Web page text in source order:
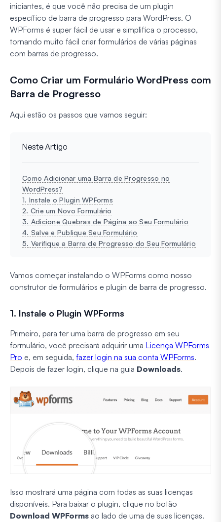
iniciantes, é que você não precisa de um plugin
específico de barra de progresso para WordPress. O
WPForms é super fácil de usar e simplifica o processo,
tornando muito fácil criar formulários de várias páginas
com barras de progresso.
Como Criar um Formulário WordPress com
Barra de Progresso
Aqui estão os passos que vamos seguir:
Neste Artigo
Como Adicionar uma Barra de Progresso no
WordPress?
1. Instale o Plugin WPForms
2. Crie um Novo Formulário
3. Adicione Quebras de Página ao Seu Formulário
4. Salve e Publique Seu Formulário
5. Verifique a Barra de Progresso do Seu Formulário
Vamos começar instalando o WPForms como nosso
construtor de formulários e plugin de barra de progresso.
1. Instale o Plugin WPForms
Primeiro, para ter uma barra de progresso em seu
formulário, você precisará adquirir uma Licença WPForms
Pro e, em seguida, fazer login na sua conta WPForms.
Depois de fazer login, clique na guia Downloads.
Isso mostrará uma página com todas as suas licenças
disponíveis. Para baixar o plugin, clique no botão
Download WPForms ao lado de uma de suas licenças.